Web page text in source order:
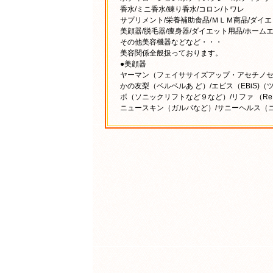
香水/ミニ香水/練り香水/コロン/トワレ
サプリメント/栄養補助食品/ＭＬＭ商品/ダイ
美顔器/脱毛器/痩身器/ダイエット用品/ホーム
その他美容機器などなど・・・
美容関係全般扱っております。
●美顔器
ヤーマン（フェイササイズアップ・アセチノ
かの友梨（ベルベルあ ど）/エビス（EBiS)（
ボ（ソニックリフトなど９など）/リファ （
ニュースキン（ガルバなど）/サニーヘルス（